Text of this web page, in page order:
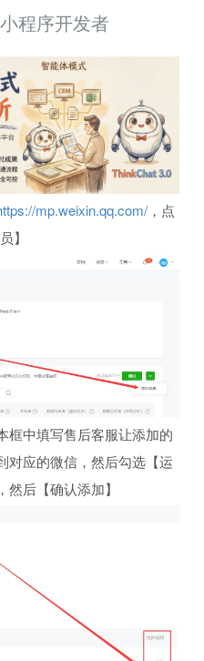
程序开发者
mp.weixin.qq.com/ ，点
】
框中填写售后客服让添加的
对应的微信，然后勾选【运
后【确认添加】